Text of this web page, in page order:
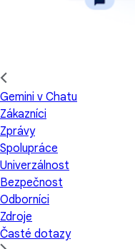
Gemini v Chatu
Zákazníci
Zprávy
Spolupráce
Univerzálnost
Bezpečnost
Odborníci
Zdroje
Časté dotazy